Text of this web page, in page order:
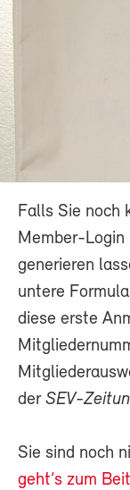
Falls Sie noch
Member-
generieren
untere
diese erste
der SEV-
Sie sind noch
geht’s zum